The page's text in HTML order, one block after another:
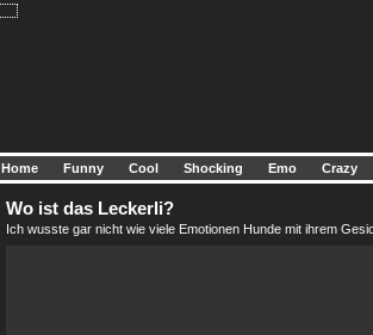
Home Funny Cool Shocking Emo Crazy
Wo ist das Leckerli?
Ich wusste gar nicht wie viele Emotionen Hunde mit ihrem